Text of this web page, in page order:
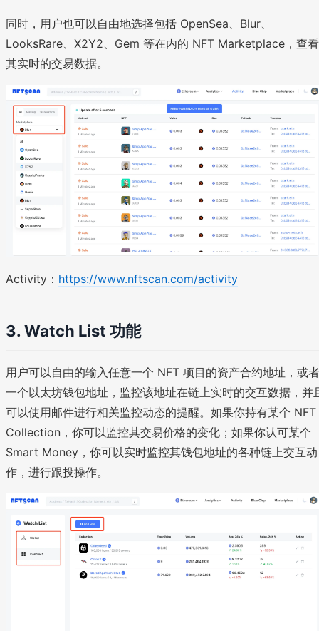
同时，用户也可以自由地选择包括 OpenSea、Blur、
LooksRare、X2Y2、Gem 等在内的 NFT Marketplace，查看
其实时的交易数据。
Activity： https://www.nftscan.com/activity
3. Watch List 功能
用户可以自由的输入任意一个 NFT 项目的资产合约地址，或者
一个以太坊钱包地址，监控该地址在链上实时的交互数据，并
可以使用邮件进行相关监控动态的提醒。如果你持有某个 NFT
Collection，你可以监控其交易价格的变化；如果你认可某个
Smart Money，你可以实时监控其钱包地址的各种链上交互动
作，进行跟投操作。